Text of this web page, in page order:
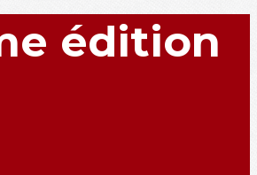
édition